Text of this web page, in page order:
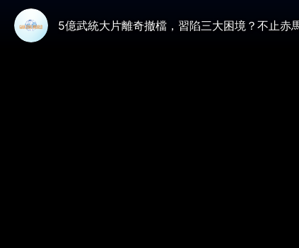
5億武統大片離奇撤檔，習陷三大困境？不止